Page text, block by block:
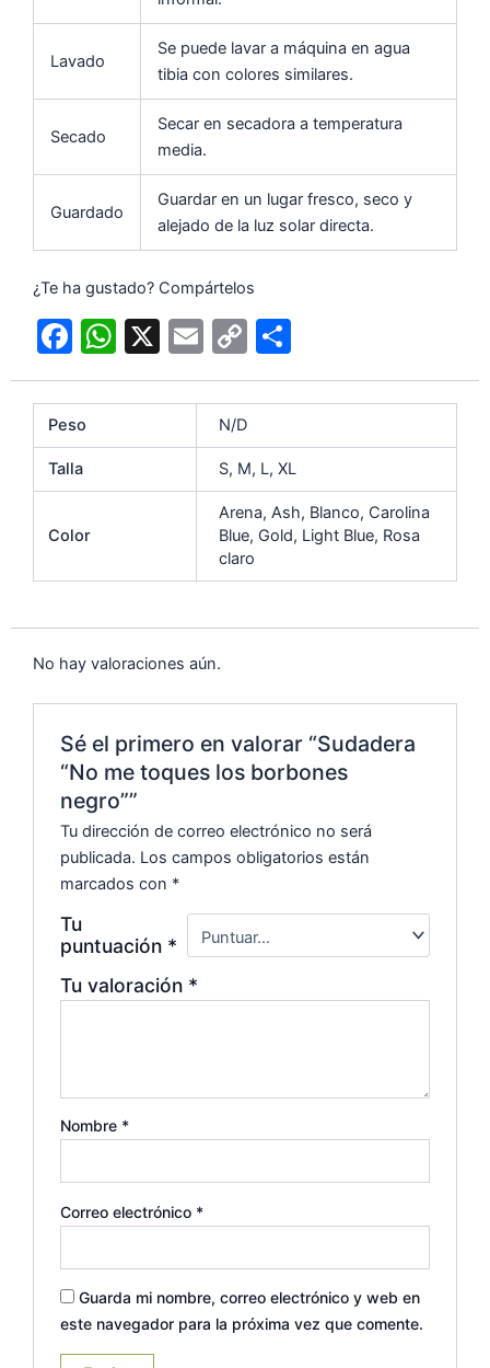
Lavado
Se puede lavar a máquina en agua
tibia con colores similares.
Secado
Secar en secadora a temperatura
media.
Guardado
Guardar en un lugar fresco, seco y
alejado de la luz solar directa.
¿Te ha gustado? Compártelos
F
a
c
e
b
o
k
W
h
at
s
X
E
m
ai
l
C
o
p
y
Li
n
k
o
m
p
ar
tir
Peso N/D
Talla S, M, L, XL
Color
Arena, Ash, Blanco, Carolina
Blue, Gold, Light Blue, Rosa
claro
No hay valoraciones aún.
Sé el primero en valorar “Sudadera
“No me toques los borbones
negro””
Tu dirección de correo electrónico no será
publicada. Los campos obligatorios están
marcados con *
Tu
puntuación *
Tu valoración *
Nombre *
Correo electrónico *
Guarda mi nombre, correo electrónico y web en
este navegador para la próxima vez que comente.